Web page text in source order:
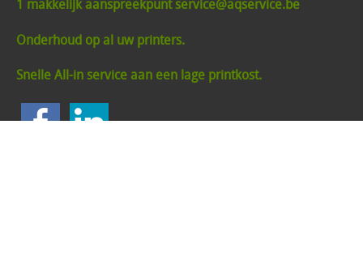
1 makkelijk aanspreekpunt service@aqservice.be
Onderhoud op al uw printers.
Snelle All-in service aan een lage printkost.